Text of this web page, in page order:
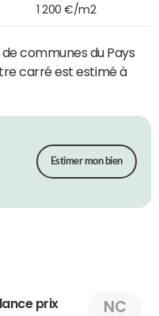
1 200 €/m2
communes du Pays
carré est estimé à
Estimer mon bien
prix NC